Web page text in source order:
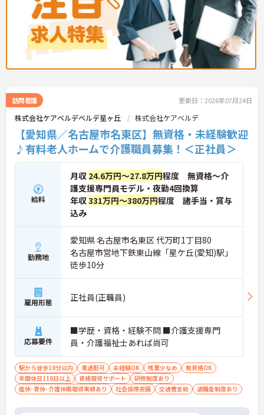
訪問看護 更新日：2026年07月24日
株式会社ケアベルデベルデ星ヶ丘 株式会社ケアベルデ
【愛知県／名古屋市名東区】無資格・未経験歓迎
♪有料老人ホームで介護職員募集！＜正社員＞
給料
月収 24.6万円～27.8万円程度 無資格～介
護支援専門員モデル・夜勤4回換算
年収331万円～380万円程度 諸手当・賞与
込み
勤務地
愛知県 名古屋市名東区 代万町1丁目80
名古屋市営地下鉄東山線「星ケ丘(愛知)駅」
徒歩10分
雇用形態 正社員(正職員)
応募要件
■学歴・資格・経験不問 ■介護支援専門
員・介護福祉士あれば尚可
駅から徒歩10分以内 車通勤可 未経験OK 残業少なめ
無資格OK
年間休日110日以上
資格取得サポート
研修制度あり
産休･育休･介護休暇取得実績あり
社会保険完備 交通費支給 退職金制度あり